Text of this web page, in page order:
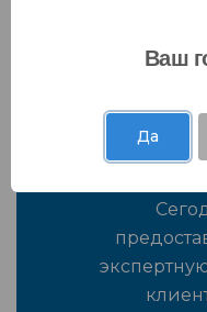
собрали
Ваш
Да